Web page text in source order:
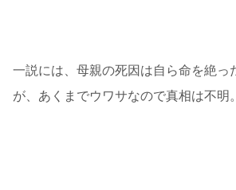
一説には、母親の死因は自ら命を絶っ
が、あくまでウワサなので真相は不明。